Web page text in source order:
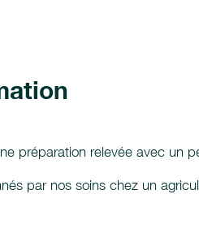
préparation relevée avec un
par nos soins chez un